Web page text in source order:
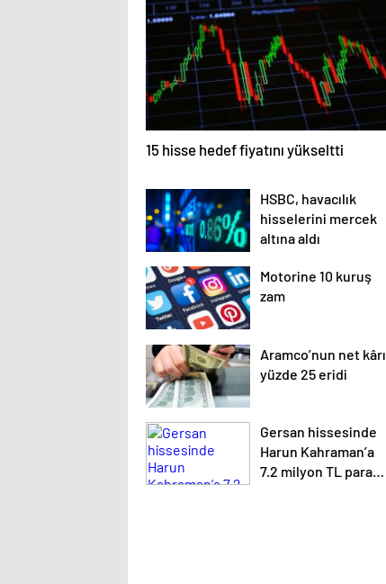
15 hisse hedef fiyatını yükseltti
HSBC, havacılık
hisselerini mercek
altına aldı
Motorine 10 kuruş
zam
Aramco’nun net kârı
yüzde 25 eridi
Gersan hissesinde
Harun Kahraman’a
7.2 milyon TL para